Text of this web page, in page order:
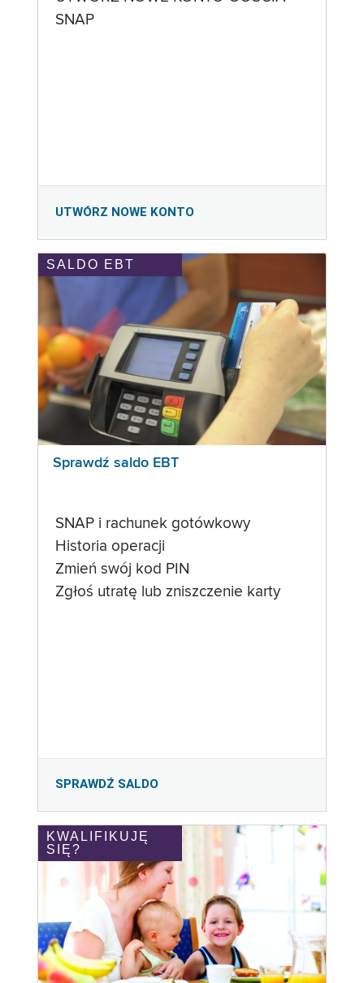
SNAP
UTWÓRZ NOWE KONTO
SALDO EBT
Sprawdź saldo EBT
SNAP i rachunek gotówkowy
Historia operacji
Zmień swój kod PIN
Zgłoś utratę lub zniszczenie karty
SPRAWDŹ SALDO
KWALIFIKUJĘ
SIĘ?